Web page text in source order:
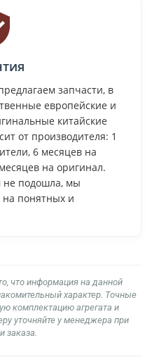
запчасти, в
европейские и
китайские
от производителя: 1
6 месяцев на
на оригинал.
не подошла, мы
понятных и
что информация на данной
характер. Точные
комплектацию агрегата и
уточняйте у менеджера при
заказа.